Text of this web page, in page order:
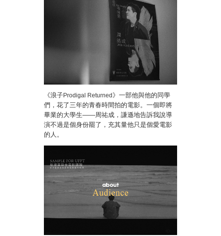
《浪子Prodigal Returned 》一部他與他的同學
們，花了三年的青春時間拍的電影。一個即將
畢業的大學生——周祐成，謙遜地告訴我說導
演不過是個身份罷了，充其量他只是個愛電影
的人。